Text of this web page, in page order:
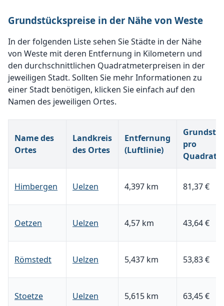
Grundstückspreise in der Nähe von Weste
In der folgenden Liste sehen Sie Städte in der Nähe
von Weste mit deren Entfernung in Kilometern und
den durchschnittlichen Quadratmeterpreisen in der
jeweiligen Stadt. Sollten Sie mehr Informationen zu
einer Stadt benötigen, klicken Sie einfach auf den
Namen des jeweiligen Ortes.
Name des
Ortes
Landkreis
des Ortes
Entfernung
(Luftlinie)
pro
Himbergen Uelzen 4,397 km 81,37 €
Oetzen Uelzen 4,57 km 43,64 €
Römstedt Uelzen 5,437 km 53,83 €
Stoetze Uelzen 5,615 km 63,45 €